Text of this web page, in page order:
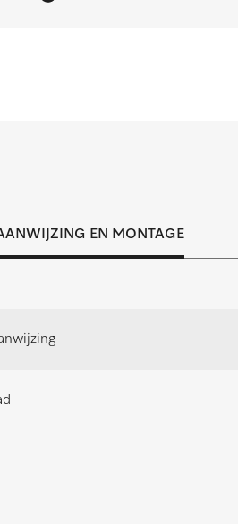
Maak een afspraak voor
onderhoud en reparatie dragen
EN MONTAGE